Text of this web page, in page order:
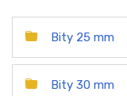
Bity 25 mm
Bity 30 mm